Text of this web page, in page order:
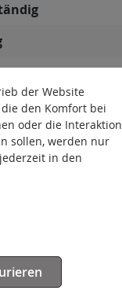
der Website
den Komfort bei
oder die Interaktion
sollen, werden nur
in den